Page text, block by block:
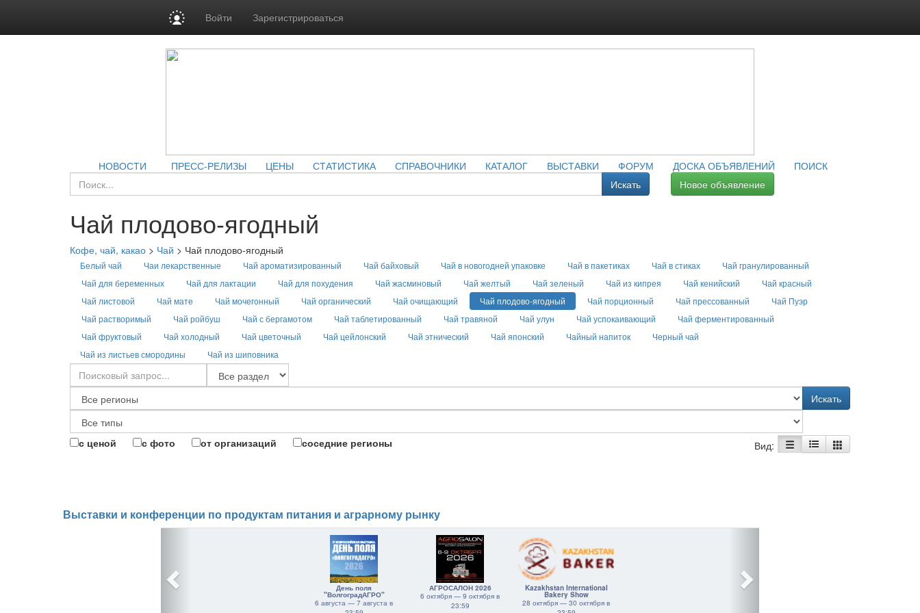
Войти Зарегистрироваться
НОВОСТИ ПРЕСС-РЕЛИЗЫ ЦЕНЫ СТАТИСТИКА СПРАВОЧНИКИ КАТАЛОГ ВЫСТАВКИ ФОРУМ ДОСКА ОБЪЯВЛЕНИЙ
ПОИСК
Искать
Новое объявление
Чай плодово-ягодный
Кофе, чай, какао > Чай > Чай плодово-ягодный
Белый чай Чаи лекарственные Чай ароматизированный Чай байховый Чай в новогодней упаковке Чай в пакетиках Чай в стиках
Чай гранулированный
Чай для беременных
Чай для лактации Чай для похудения Чай жасминовый Чай желтый Чай зеленый Чай из кипрея Чай кенийский
Чай красный
Чай листовой
Чай мате Чай мочегонный Чай органический Чай очищающий Чай плодово-ягодный Чай порционный Чай прессованный
Чай Пуэр
Чай растворимый
Чай ройбуш Чай с бергамотом Чай таблетированный Чай травяной Чай улун Чай успокаивающий
Чай ферментированный
Чай фруктовый
Чай холодный Чай цветочный Чай цейлонский Чай этнический Чай японский Чайный напиток
Черный чай
Чай из листьев смородины
Чай из шиповника
Искать
с ценой с фото от организаций соседние регионы Вид:
Выставки и конференции по продуктам питания и аграрному рынку
День поля
"ВолгоградАГРО"
6 августа — 7 августа в
АГРОСАЛОН 2026
6 октября — 9 октября в
23:59
Kazakhstan International
Bakery Show
28 октября — 30 октября в